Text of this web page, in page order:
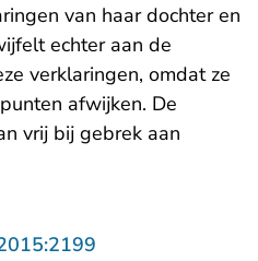
van haar dochter en
echter aan de
verklaringen, omdat ze
afwijken. De
vrij bij gebrek aan